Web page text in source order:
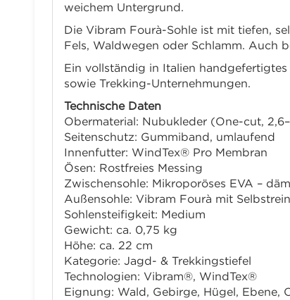
weichem Untergrund.
Die Vibram Fourà-Sohle ist mit tiefen,
Fels, Waldwegen oder Schlamm. Auch
Ein vollständig in Italien
sowie Trekking-Unternehmungen.
Technische Daten
Obermaterial: Nubukleder (One-cut,
Seitenschutz: Gummiband, umlaufend
Innenfutter: WindTex® Pro Membran
Ösen: Rostfreies Messing
Zwischensohle: Mikroporöses EVA –
Außensohle: Vibram Fourà mit
Sohlensteifigkeit: Medium
Gewicht: ca. 0,75 kg
Höhe: ca. 22 cm
Kategorie: Jagd- & Trekkingstiefel
Technologien: Vibram®, WindTex®
Eignung: Wald, Gebirge, Hügel, Ebene,